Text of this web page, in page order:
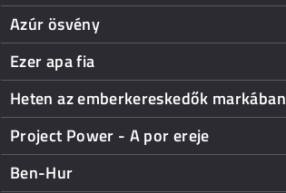
Azúr ösvény
Ezer apa fia
Heten az emberkereskedők markában
Project Power - A por ereje
Ben-Hur